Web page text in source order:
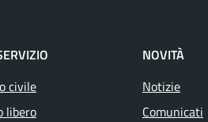
civile
libero
NOVITÀ
Notizie
Comunicati